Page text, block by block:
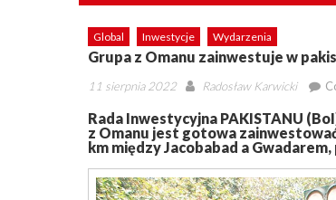
Global Inwestycje Wydarzenia
Grupa z Omanu zainwestuje w
Posted
11 sierpnia 2022 Author
Radosław Karwicki
Rada Inwestycyjna PAKISTANU
z Omanu jest gotowa
km między Jacobabad a